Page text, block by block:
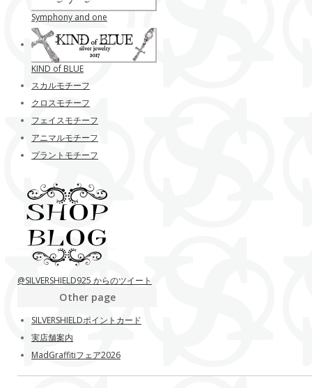
Symphony and one
KIND of BLUE
スカルモチーフ
クロスモチーフ
フェイスモチーフ
アニマルモチーフ
プラントモチーフ
@SILVERSHIELD925 からのツイート
Other page
SILVERSHIELDポイントカード
実店舗案内
MadGraffitiフェア2026